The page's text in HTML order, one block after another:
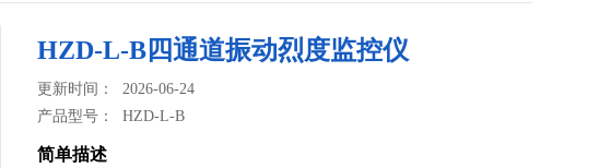
HZD-L-B四通道振动烈度监控仪
更新时间： 2026-06-24
产品型号：HZD-L-B
简单描述